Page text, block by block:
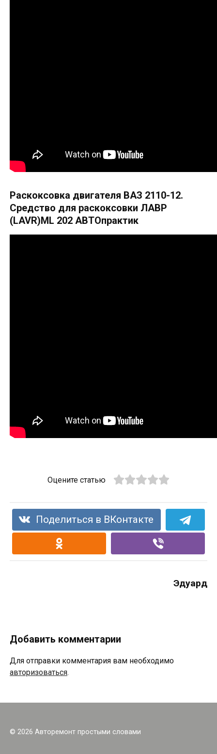
Раскоксовка двигателя ВАЗ 2110-12.
Средство для раскоксовки ЛАВР
(LAVR)ML 202 АВТОпрактик
Оцените статью
Поделиться в ВКонтакте
Эдуард
Добавить комментарии
Для отправки комментария вам необходимо
авторизоваться.
© 2026 Авторемонт простыми словами